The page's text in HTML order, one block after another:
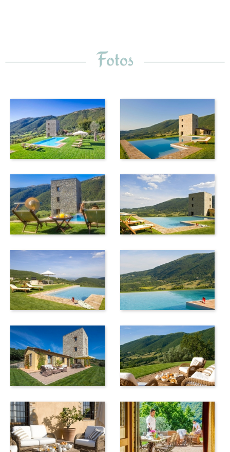
Light-Dinner zu genießen, das vom Chefkoch der Anlage
auf den Terrassen der Villa serviert wird, bevor Sie am
Highlights: Das Haus hat einen herrlichen Blick über die
umbrischen Hügel und liegt nah zum benachbarten
Golfplatz mit dem schönen mittelalterlichen Kastell im
Hintergrund, das ebenfalls zum Landgut gehört. 18-Loch-
Meisterschaftsgolfplatz entworfen von Robert Trent Jones
Anwesens, 4 Minuten von der Villa entfernt. Alle Hausgäste
profitieren von einer ermäßigten Greenfee, Ermässigung im
Golfshop und für Golfkurse.
Dieses exklusive Anwesen ist seit Generationen im Besitz
der gleichen Familie. Das Gelände mit einem Schloß liegt
hoch über dem beeindruckenden Tal des Monte Tezio, 20
km von Perugia und 15 km vom Lago Trasimeno entfernt.
Mit insgesamt 7.200 Hektar unberührten Wäldern, Tälern,
Seen und Flüssen ist es der perfekte Ort für einen
erholsamen und ungestörten Urlaub in einem
außerordentlich komfortablen und eleganten Ambiente -
eine Oase der Ruhe und ein perfektes Reiseziel für all
diejenigen, die während ihres Urlaubs Abstand von ihrem
hektischen Alltag gewinnen möchten und sich nach etwas
mehr Spiritualität und Ruhe sehnen und die darüber hinaus
den Luxus einer hochwertigen Aus-Zeit und ein hohes Maß
den Fünf-Sterne-Service sowie die Anlagen und
Serviceleistungen eines nahegelegenen Luxus Golf Resorts,
einem 18-Loch-Golfplatz mit Clubhaus und Restaurant.
Insgesamt vier, erst kürzlich eindrucksvoll sanierte Villen
Fotos